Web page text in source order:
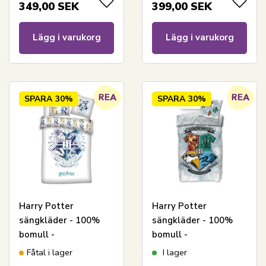
349,00 SEK
Lägg i varukorg
vapensköld
399,00 SEK
Lägg i varukorg
SPARA 30%
Harry Potter
sängkläder - 100%
bomull -
Barnsängkläder
Fåtal i lager
SPARA 30%
Harry Potter
sängkläder - 100%
bomull -
Barnsängkläder
I lager